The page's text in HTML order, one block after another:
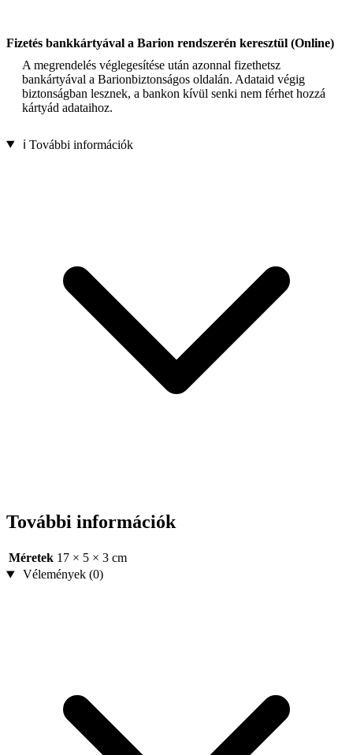
Fizetés bankkártyával a Barion rendszerén keresztül (Online)
A megrendelés véglegesítése után azonnal fizethetsz
bankártyával a Barionbiztonságos oldalán. Adataid végig
biztonságban lesznek, a bankon kívül senki nem férhet hozzá
kártyád adataihoz.
ℹ️ További információk
További információk
Méretek 17 × 5 × 3 cm
Vélemények (0)